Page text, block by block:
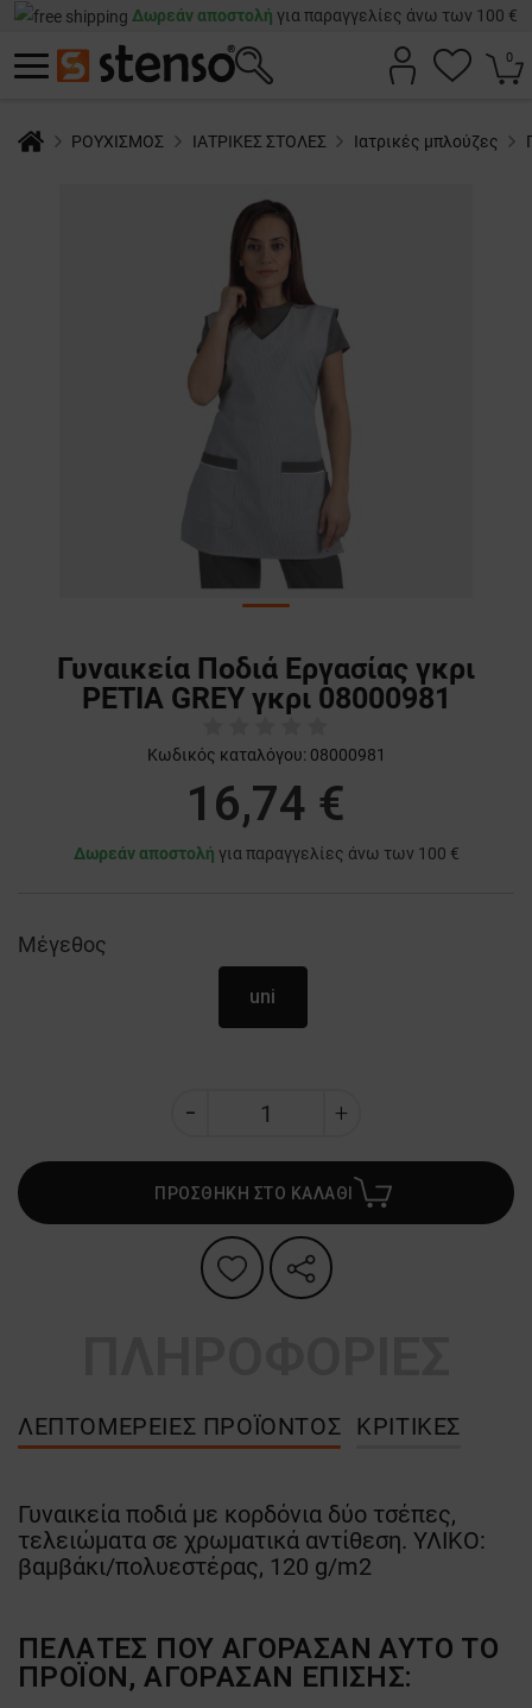
Δωρεάν αποστολή για παραγγελίες άνω των 100 €
0
ΡΟΥΧΙΣΜΟΣ ΙΑΤΡΙΚΕΣ ΣΤΟΛΕΣ Ιατρικές μπλούζες
Γυναικεία Ποδιά Εργασίας γκρι
PETIA GREY γκρι 08000981
Κωδικός καταλόγου: 08000981
16,74 €
Δωρεάν αποστολή για παραγγελίες άνω των 100 €
Μέγεθος
uni
ΠΡΟΣΘΗΚΗ ΣΤΟ ΚΑΛΑΘΙ
ΛΕΠΤΟΜΈΡΕΙΕΣ ΠΡΟΪΌΝΤΟΣ ΚΡΙΤΙΚΈΣ
Γυναικεία ποδιά με κορδόνια δύο τσέπες,
τελειώματα σε χρωματικά αντίθεση. ΥΛΙΚΟ:
βαμβάκι/πολυεστέρας, 120 g/m2
ΠΕΛΆΤΕΣ ΠΟΥ ΑΓΌΡΑΣΑΝ ΑΥΤΌ ΤΟ
ΠΡΟΪΌΝ, ΑΓΌΡΑΣΑΝ ΕΠΊΣΗΣ: